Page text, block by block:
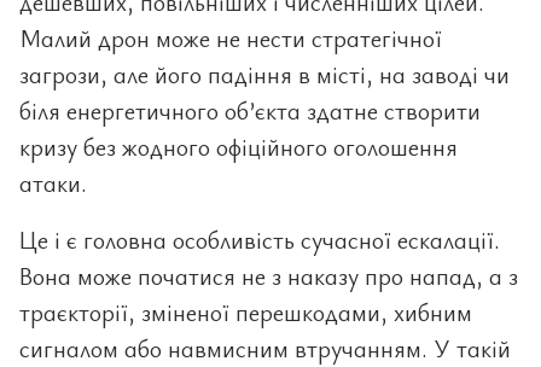
Малий дрон може не нести стратегічної
загрози, але його падіння в місті, на заводі чи
біля енергетичного об’єкта здатне створити
кризу без жодного офіційного оголошення
атаки.
Це і є головна особливість сучасної ескалації.
Вона може початися не з наказу про напад, а з
траєкторії, зміненої перешкодами, хибним
сигналом або навмисним втручанням. У такій